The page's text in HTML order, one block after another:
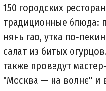
150 городских
традиционные блюда:
нянь гао, утка
салат из битых
также проведут
"Москва — на волне" и